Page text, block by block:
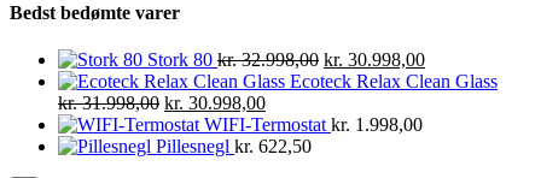
Bedst bedømte varer
Stork 80 kr.32.998,00 Den
oprindelige
var:
kr. 30.998,00Den
aktuelle
Ecoteck Relax Clean Glass
kr.31.998,00 Den
oprindelige
pris
kr. 30.998,00Den
aktuelle
pris
WIFI-Termostat kr. 1.998,00
Pillesnegl kr. 622,50